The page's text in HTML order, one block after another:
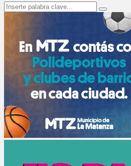
Search
for:
Search